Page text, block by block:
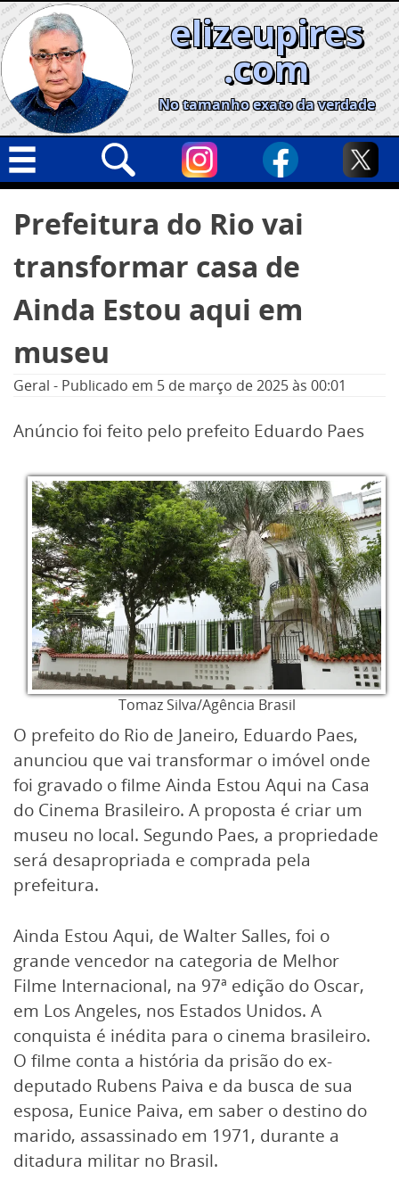
Skip
to
content
elizeupires
.com
No tamanho exato da verdade
Geral
Cidades
Política
Opinião
Informe especial
por:
Prefeitura do Rio vai
transformar casa de
Ainda Estou aqui em
museu
Geral - Publicado em 5 de março de 2025às 00:01
Anúncio foi feito pelo prefeito Eduardo Paes
Tomaz Silva/Agência Brasil
O prefeito do Rio de Janeiro, Eduardo Paes,
anunciou que vai transformar o imóvel onde
foi gravado o filme Ainda Estou Aqui na Casa
do Cinema Brasileiro. A proposta é criar um
museu no local. Segundo Paes, a propriedade
será desapropriada e comprada pela
prefeitura.
Ainda Estou Aqui, de Walter Salles, foi o
grande vencedor na categoria de Melhor
Filme Internacional, na 97ª edição do Oscar,
em Los Angeles, nos Estados Unidos. A
conquista é inédita para o cinema brasileiro.
O filme conta a história da prisão do ex-
deputado Rubens Paiva e da busca de sua
esposa, Eunice Paiva, em saber o destino do
marido, assassinado em 1971, durante a
ditadura militar no Brasil.